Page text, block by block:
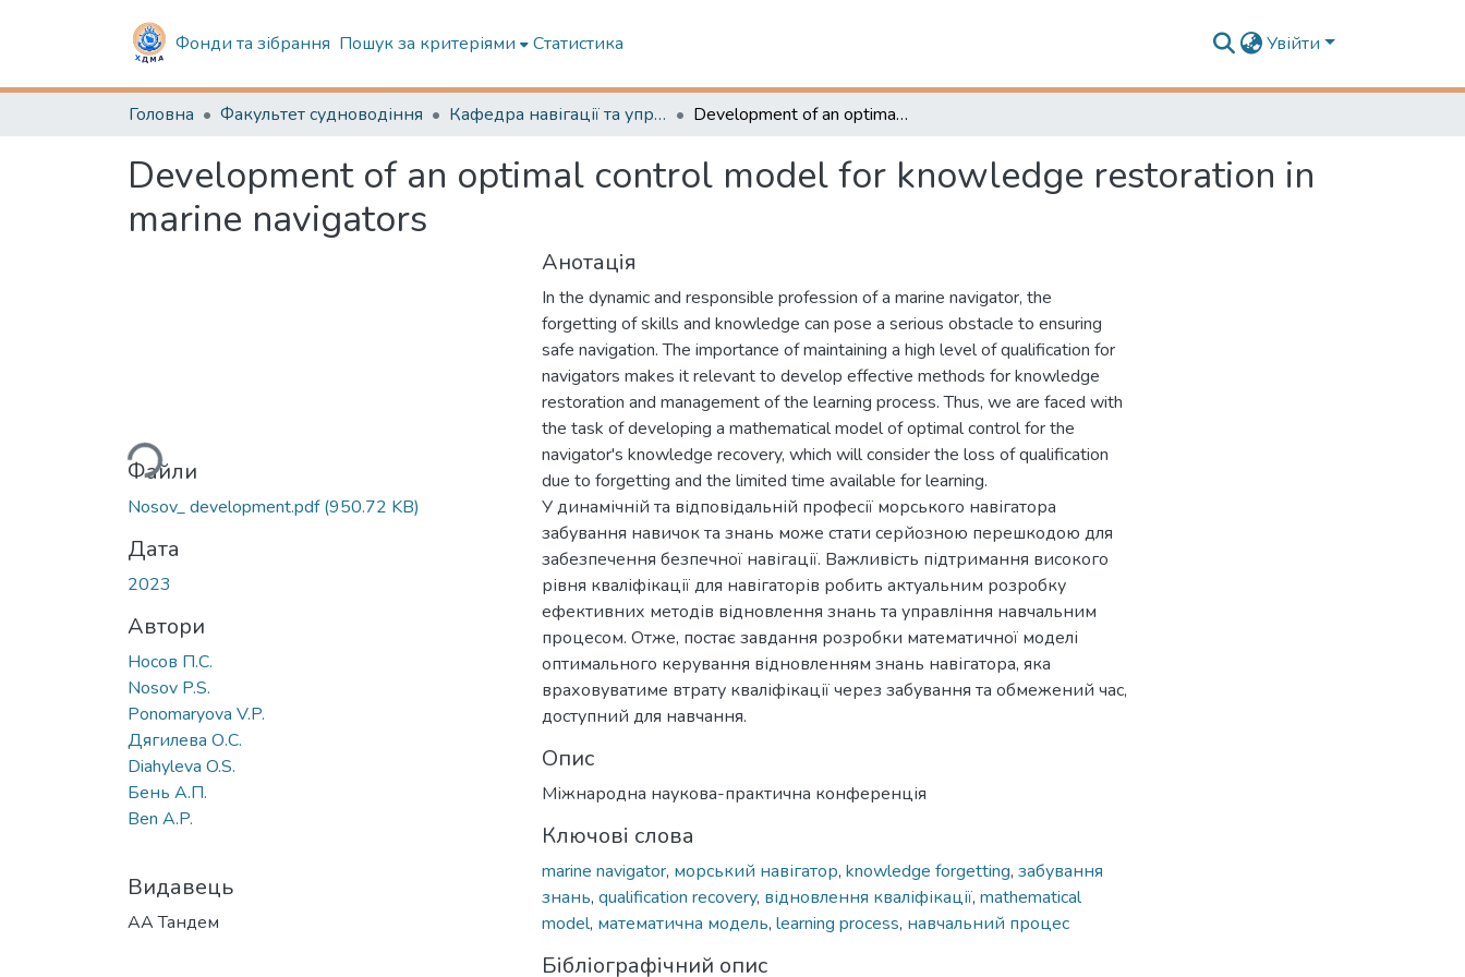
Фонди та зібрання Пошук за критеріями Статистика Увійти
Головна Факультет судноводіння Кафедра навігації та управління судном Development of an optimal control model for knowledge restoration in marine navigators
Development of an optimal control model for knowledge restoration in
marine navigators
Вантажиться...
Файли
Nosov_ development.pdf(950.72 KB)
Дата
2023
Автори
Носов П.С.
Nosov P.S.
Ponomaryova V.P.
Дягилева О.С.
Diahyleva O.S.
Бень А.П.
Ben A.P.
Видавець
АА Тандем
Анотація
In the dynamic and responsible profession of a marine navigator, the
forgetting of skills and knowledge can pose a serious obstacle to ensuring
safe navigation. The importance of maintaining a high level of qualification for
navigators makes it relevant to develop effective methods for knowledge
restoration and management of the learning process. Thus, we are faced with
the task of developing a mathematical model of optimal control for the
navigator's knowledge recovery, which will consider the loss of qualification
due to forgetting and the limited time available for learning.
У динамічній та відповідальній професії морського навігатора
забування навичок та знань може стати серйозною перешкодою для
забезпечення безпечної навігації. Важливість підтримання високого
рівня кваліфікації для навігаторів робить актуальним розробку
ефективних методів відновлення знань та управління навчальним
процесом. Отже, постає завдання розробки математичної моделі
оптимального керування відновленням знань навігатора, яка
враховуватиме втрату кваліфікації через забування та обмежений час,
доступний для навчання.
Опис
Міжнародна наукова-практична конференція
Ключові слова
marine navigator, морський навігатор, knowledge forgetting, забування
знань, qualification recovery, відновлення кваліфікації, mathematical
model, математична модель, learning process, навчальний процес
Бібліографічний опис